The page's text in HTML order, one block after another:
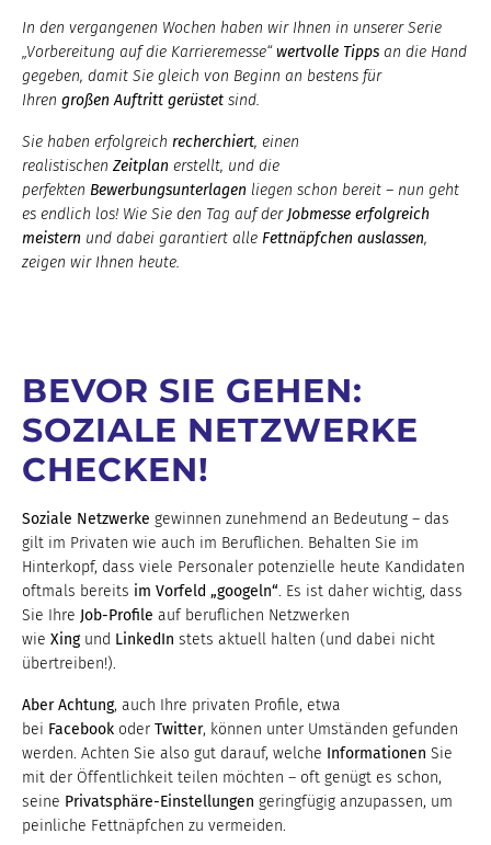
In den vergangenen Wochen haben wir Ihnen in unserer Serie
„Vorbereitung auf die Karrieremesse“wertvolle Tipps an die Hand
gegeben, damit Sie gleich von Beginn an bestens für
Ihren großen Auftritt gerüstet sind.
Sie haben erfolgreich recherchiert, einen
realistischen Zeitplan erstellt, und die
perfekten Bewerbungsunterlagen liegen schon bereit – nun geht
es endlich los! Wie Sie den Tag auf der Jobmesse erfolgreich
meistern und dabei garantiert alle Fettnäpfchen auslassen,
zeigen wir Ihnen heute.
BEVOR SIE GEHEN:
SOZIALE NETZWERKE
CHECKEN!
Soziale Netzwerke gewinnen zunehmend an Bedeutung – das
gilt im Privaten wie auch im Beruflichen. Behalten Sie im
Hinterkopf, dass viele Personaler potenzielle heute Kandidaten
oftmals bereits im Vorfeld „googeln“. Es ist daher wichtig, dass
Sie Ihre Job-Profile auf beruflichen Netzwerken
wie Xingund LinkedIn stets aktuell halten (und dabei nicht
übertreiben!).
Aber Achtung, auch Ihre privaten Profile, etwa
bei Facebook oder Twitter, können unter Umständen gefunden
werden. Achten Sie also gut darauf, welche Informationen Sie
mit der Öffentlichkeit teilen möchten – oft genügt es schon,
seine Privatsphäre-Einstellungen geringfügig anzupassen, um
peinliche Fettnäpfchen zu vermeiden.